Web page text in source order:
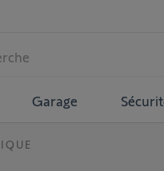
Garage